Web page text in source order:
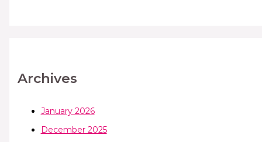
Archives
January 2026
December 2025